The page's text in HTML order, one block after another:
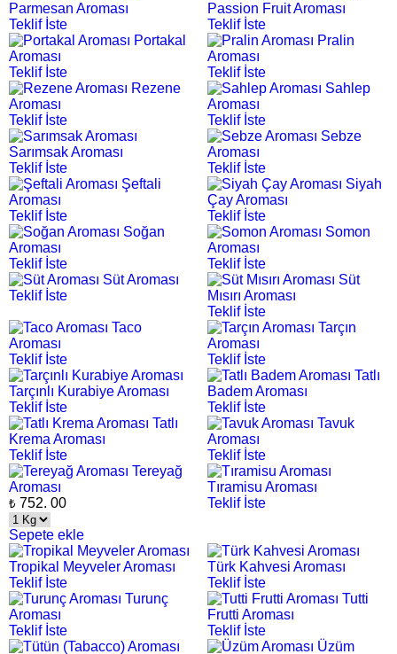
Parmesan Aroması
Teklif İste
Passion Fruit Aroması
Teklif İste
Portakal
Aroması
Teklif İste
Pralin
Aroması
Teklif İste
Rezene
Aroması
Teklif İste
Sahlep
Aroması
Teklif İste
Sarımsak Aroması
Teklif İste
Sebze
Aroması
Teklif İste
Şeftali
Aroması
Teklif İste
Siyah
Çay Aroması
Teklif İste
Soğan
Aroması
Teklif İste
Somon
Aroması
Teklif İste
Süt Aroması
Teklif İste
Süt
Mısırı Aroması
Teklif İste
Taco
Aroması
Teklif İste
Tarçın
Aroması
Teklif İste
Tarçınlı Kurabiye Aroması
Teklif İste
Tatlı
Badem Aroması
Teklif İste
Tatlı
Krema Aroması
Teklif İste
Tavuk
Aroması
Teklif İste
Tereyağ
Aroması
₺ 752. 00
Sepete ekle
Tıramisu Aroması
Teklif İste
Tropikal Meyveler Aroması
Teklif İste
Türk Kahvesi Aroması
Teklif İste
Turunç
Aroması
Teklif İste
Tutti
Frutti Aroması
Teklif İste
Üzüm